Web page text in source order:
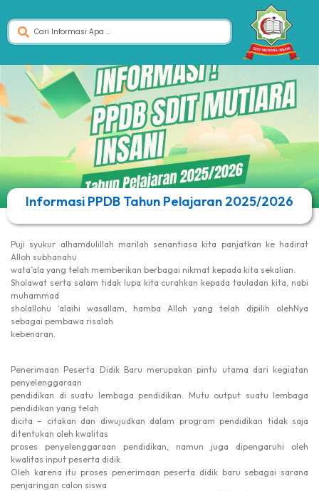
Informasi PPDB Tahun Pelajaran 2025/2026
Puji syukur alhamdulillah marilah senantiasa kita panjatkan ke hadirat
Alloh subhanahu
wata’ala yang telah memberikan berbagai nikmat kepada kita sekalian.
Sholawat serta salam tidak lupa kita curahkan kepada tauladan kita, nabi
muhammad
sholallohu ‘alaihi wasallam, hamba Alloh yang telah dipilih olehNya
sebagai pembawa risalah
kebenaran.
Penerimaan Peserta Didik Baru merupakan pintu utama dari kegiatan
penyelenggaraan
pendidikan di suatu lembaga pendidikan. Mutu output suatu lembaga
pendidikan yang telah
dicita – citakan dan diwujudkan dalam program pendidikan tidak saja
ditentukan oleh kwalitas
proses penyelenggaraan pendidikan, namun juga dipengaruhi oleh
kwalitas input peserta didik.
Oleh karena itu proses penerimaan peserta didik baru sebagai sarana
penjaringan calon siswa